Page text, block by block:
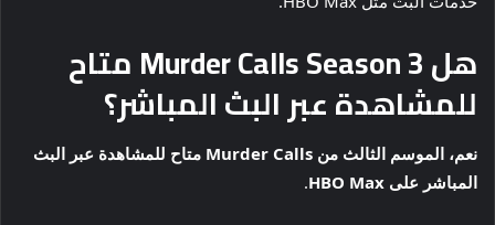
هل Murder Calls Season 3 متاح
للمشاهدة عبر البث المباشر؟
نعم، الموسم الثالث من Murder Calls متاح للمشاهدة عبر البث
المباشر على HBO Max
.